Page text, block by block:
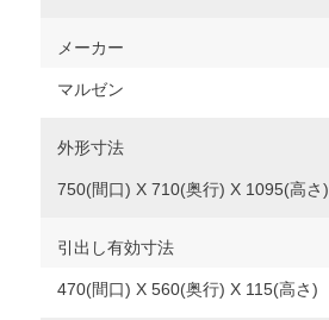
メーカー
マルゼン
外形寸法
750(間口) X 710(奥行) X 1095(高さ)
引出し有効寸法
470(間口) X 560(奥行) X 115(高さ)